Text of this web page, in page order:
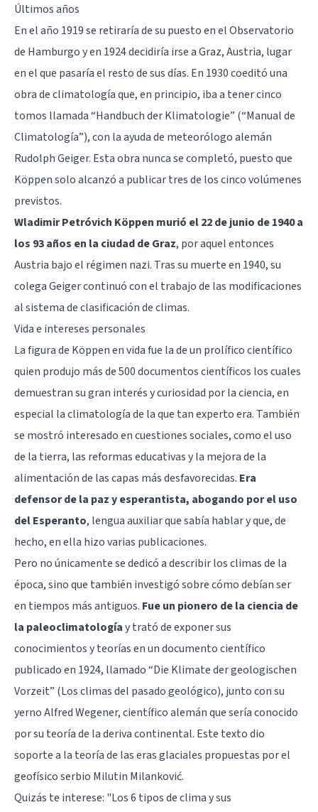
Últimos años
En el año 1919 se retiraría de su puesto en el Observatorio
de Hamburgo y en 1924 decidiría irse a Graz, Austria, lugar
en el que pasaría el resto de sus días. En 1930 coeditó una
obra de climatología que, en principio, iba a tener cinco
tomos llamada “Handbuch der Klimatologie” (“Manual de
Climatología”), con la ayuda de meteorólogo alemán
Rudolph Geiger. Esta obra nunca se completó, puesto que
Köppen solo alcanzó a publicar tres de los cinco volúmenes
previstos.
Wladimir Petróvich Köppen murió el 22 de junio de 1940 a
los 93 años en la ciudad de Graz, por aquel entonces
Austria bajo el régimen nazi. Tras su muerte en 1940, su
colega Geiger continuó con el trabajo de las modificaciones
al sistema de clasificación de climas.
Vida e intereses personales
La figura de Köppen en vida fue la de un prolífico científico
quien produjo más de 500 documentos científicos los cuales
demuestran su gran interés y curiosidad por la ciencia, en
especial la climatología de la que tan experto era. También
se mostró interesado en cuestiones sociales, como el uso
de la tierra, las reformas educativas y la mejora de la
alimentación de las capas más desfavorecidas. Era
defensor de la paz y esperantista, abogando por el uso
del Esperanto, lengua auxiliar que sabía hablar y que, de
hecho, en ella hizo varias publicaciones.
Pero no únicamente se dedicó a describir los climas de la
época, sino que también investigó sobre cómo debían ser
en tiempos más antiguos. Fue un pionero de la ciencia de
la paleoclimatologíay trató de exponer sus
conocimientos y teorías en un documento científico
publicado en 1924, llamado “Die Klimate der geologischen
Vorzeit” (Los climas del pasado geológico), junto con su
yerno Alfred Wegener, científico alemán que sería conocido
por su teoría de la deriva continental. Este texto dio
soporte a la teoría de las eras glaciales propuestas por el
geofísico serbio Milutin Milanković.
Quizás te interese: "Los 6 tipos de clima y sus